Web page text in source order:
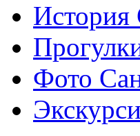
История
Фото